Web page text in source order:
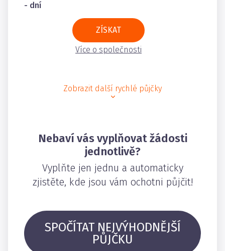
- dní
ZÍSKAT
Více o společnosti
Zobrazit další rychlé půjčky
Nebaví vás vyplňovat žádosti
jednotlivě?
Vyplňte jen jednu a automaticky
zjistěte, kde jsou vám ochotni půjčit!
SPOČÍTAT NEJVÝHODNĚJŠÍ
PŮJČKU